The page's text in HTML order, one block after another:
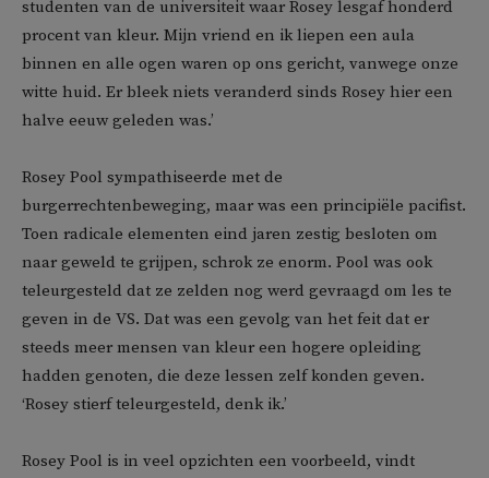
studenten van de universiteit waar Rosey lesgaf honderd
procent van kleur. Mijn vriend en ik liepen een aula
binnen en alle ogen waren op ons gericht, vanwege onze
witte huid. Er bleek niets veranderd sinds Rosey hier een
halve eeuw geleden was.’
Rosey Pool sympathiseerde met de
burgerrechtenbeweging, maar was een principiële pacifist.
Toen radicale elementen eind jaren zestig besloten om
naar geweld te grijpen, schrok ze enorm. Pool was ook
teleurgesteld dat ze zelden nog werd gevraagd om les te
geven in de VS. Dat was een gevolg van het feit dat er
steeds meer mensen van kleur een hogere opleiding
hadden genoten, die deze lessen zelf konden geven.
‘Rosey stierf teleurgesteld, denk ik.’
Rosey Pool is in veel opzichten een voorbeeld, vindt